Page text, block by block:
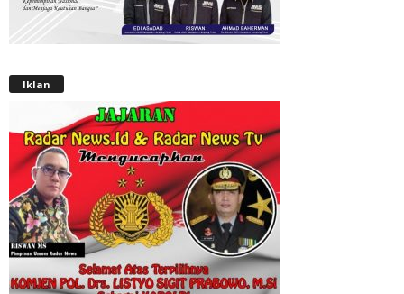
Iklan